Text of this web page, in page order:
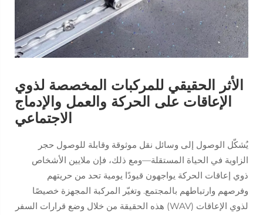
الأثر الحقيقي للمركبات المخصصة لذوي
الإعاقات على الحركة والعمل والإدماج
الاجتماعي
يُشكّل الوصول إلى وسائل نقل موثوقة وقابلة للوصول حجر
الزاوية في الحياة المستقلة—ومع ذلك، فإن ملايين الأشخاص
ذوي إعاقات الحركة يواجهون قيودًا يومية تحد من حريتهم
وفرصهم وارتباطهم بالمجتمع. وتغيّر المركبة المجهزة خصيصًا
لذوي الإعاقات (WAV) هذه الحقيقة من خلال وضع قرارات السفر